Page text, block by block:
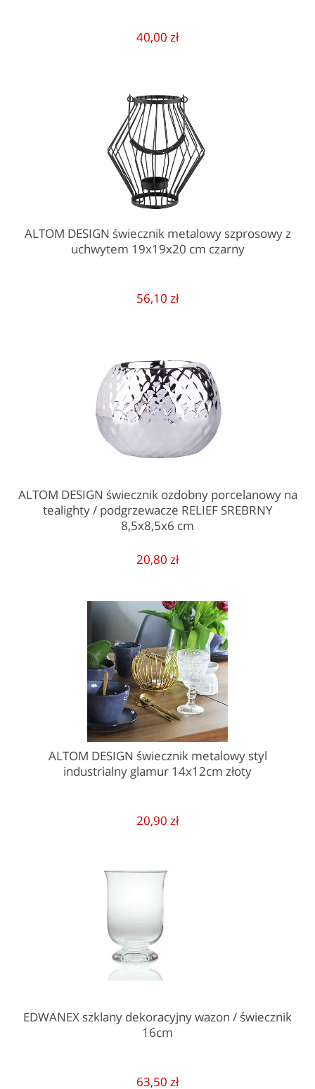
40,00 zł
ALTOM DESIGN świecznik metalowy szprosowy z
uchwytem 19x19x20 cm czarny
56,10 zł
ALTOM DESIGN świecznik ozdobny porcelanowy na
tealighty / podgrzewacze RELIEF SREBRNY
8,5x8,5x6 cm
20,80 zł
ALTOM DESIGN świecznik metalowy styl
industrialny glamur 14x12cm złoty
20,90 zł
EDWANEX szklany dekoracyjny wazon / świecznik
16cm
63,50 zł